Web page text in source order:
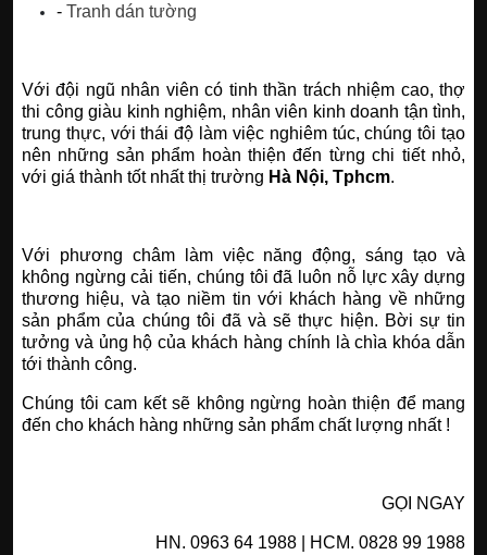
- Tranh dán tường
Với đội ngũ nhân viên có tinh thần trách nhiệm cao, thợ
thi công giàu kinh nghiệm, nhân viên kinh doanh tận tình,
trung thực, với thái độ làm việc nghiêm túc, chúng tôi tạo
nên những sản phẩm hoàn thiện đến từng chi tiết nhỏ,
với giá thành tốt nhất thị trường Hà Nội, Tphcm.
Với phương châm làm việc năng động, sáng tạo và
không ngừng cải tiến, chúng tôi đã luôn nỗ lực xây dựng
thương hiệu, và tạo niềm tin với khách hàng về những
sản phẩm của chúng tôi đã và sẽ thực hiện. Bời sự tin
tưởng và ủng hộ của khách hàng chính là chìa khóa dẫn
tới thành công.
Chúng tôi cam kết sẽ không ngừng hoàn thiện để mang
đến cho khách hàng những sản phẩm chất lượng nhất !
GỌI NGAY
HN. 0963 64 1988 | HCM. 0828 99 1988